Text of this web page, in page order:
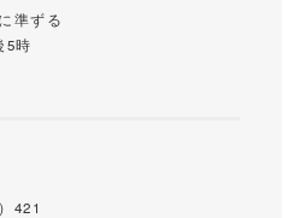
準ずる
5時
421